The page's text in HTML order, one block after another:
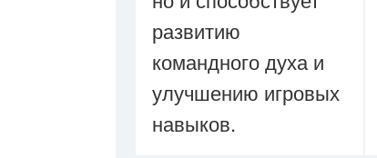
развитию
командного духа и
улучшению игровых
навыков.